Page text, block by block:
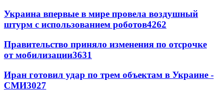
Украина впервые в мире провела воздушный
штурм с использованием роботов4262
Правительство приняло изменения по отсрочке
от мобилизации3631
Иран готовил удар по трем объектам в Украине -
СМИ3027